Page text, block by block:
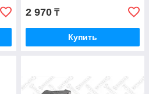
2 970 ₸
Купить